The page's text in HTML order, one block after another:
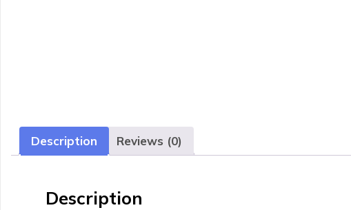
Description Reviews (0)
Description